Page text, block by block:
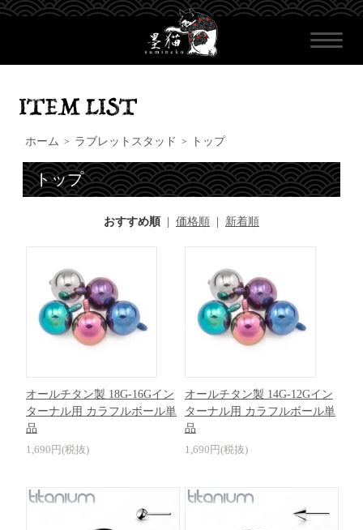
ホーム > ラブレットスタッド > トップ
トップ
おすすめ順 価格順 新着順
オールチタン製 18G-16Gイン
ターナル用 カラフルボール単
品
1,690円(税抜)
オールチタン製 14G-12Gイン
ターナル用 カラフルボール単
品
1,690円(税抜)